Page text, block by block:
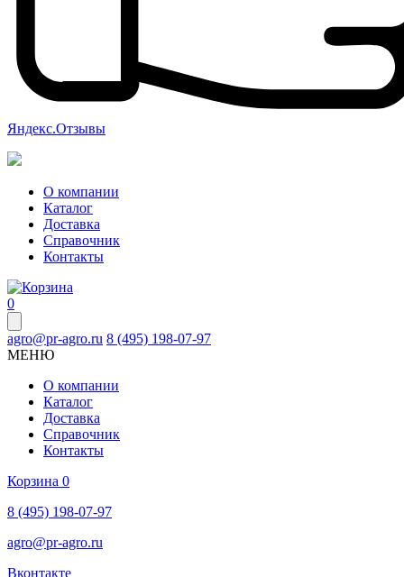
Яндекс.Отзывы
О компании
Каталог
Доставка
Справочник
Контакты
0
agro@pr-agro.ru 8 (495) 198-07-97
МЕНЮ
О компании
Каталог
Доставка
Справочник
Контакты
Корзина 0
8 (495) 198-07-97
agro@pr-agro.ru
Вконтакте